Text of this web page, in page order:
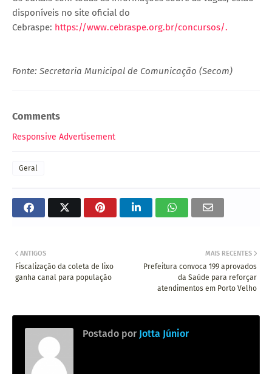
disponíveis no site oficial do
Cebraspe: https://www.cebraspe.org.br/concursos/.
Fonte: Secretaria Municipal de Comunicação (Secom)
Comments
Responsive Advertisement
Geral
MAIS RECENTES
Prefeitura convoca 199 aprovados
da Saúde para reforçar
atendimentos em Porto Velho
ANTIGOS
Fiscalização da coleta de lixo
ganha canal para população
Postado por Jotta Júnior